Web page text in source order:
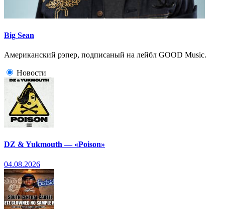
Big Sean
Американский рэпер, подписаный на лейбл GOOD Music.
Новости
DZ & Yukmouth — «Poison»
04.08.2026